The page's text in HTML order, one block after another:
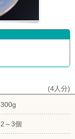
(4人分)
300g
2～3個